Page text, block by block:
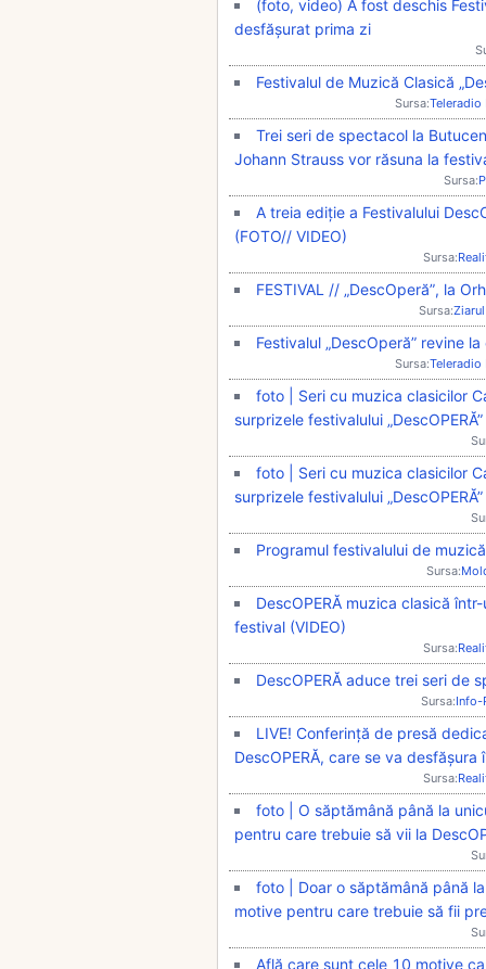
(foto, video) A fost deschis
desfășurat prima zi
Festivalul de Muzică Clasică
Sursa:
Trei seri de spectacol la
Johann Strauss vor răsuna la
Sursa:
A treia ediție a Festivalului
(FOTO// VIDEO)
Sursa:
FESTIVAL // „DescOperă”, la
Sursa:
Festivalul „DescOperă” revine
Sursa:
foto | Seri cu muzica clasicilor
surprizele festivalului „DescOPERĂ”
foto | Seri cu muzica clasicilor
surprizele festivalului „DescOPERĂ”
Programul festivalului de
Sursa:
DescOPERĂ muzica clasică
festival (VIDEO)
Sursa:
DescOPERĂ aduce trei seri de
Sursa:Info-
LIVE! Conferință de presă
DescOPERĂ, care se va
Sursa:
foto | O săptămână până la
pentru care trebuie să vii la
foto | Doar o săptămână până
motive pentru care trebuie să fii
Află care sunt cele 10 motive